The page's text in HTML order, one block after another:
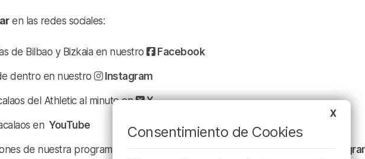
en las redes sociales:
de Bilbao y Bizkaia en nuestro Facebook
dentro en nuestro Instagram
del Athletic al minuto en X
en YouTube
de nuestra programación y nuestras noticias en nuestro canal de
X
Consentimiento de Cookies